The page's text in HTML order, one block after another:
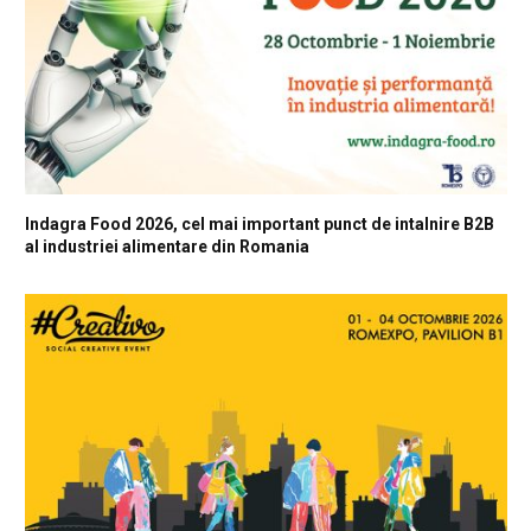
Indagra Food 2026, cel mai important punct de intalnire B2B
al industriei alimentare din Romania